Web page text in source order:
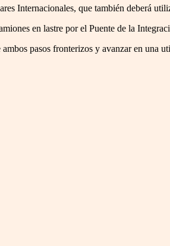
Internacionales, que también deberá
en lastre por el Puente de la
pasos fronterizos y avanzar en